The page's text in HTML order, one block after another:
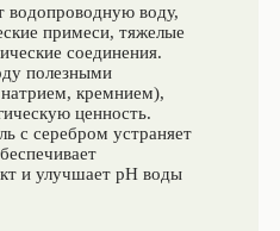
воду,
примеси, тяжелые
соединения.
полезными
кремнием),
ценность.
с серебром устраняет
и улучшает pH воды